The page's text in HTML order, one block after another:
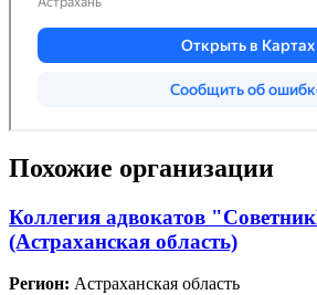
Похожие организации
Коллегия адвокатов
(Астраханская область)
Регион: Астраханская область